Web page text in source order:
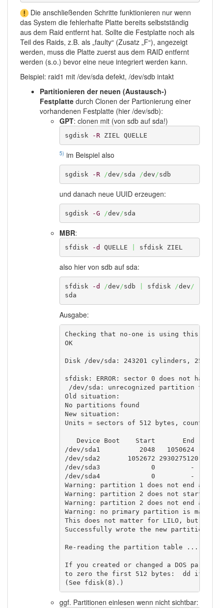
Die anschließenden Schritte funktionieren nur wenn
das System die fehlerhafte Platte bereits selbstständig
aus dem Raid entfernt hat. Sollte die Festplatte noch als
Teil des Raids, z.B. als „faulty“ (Zusatz „F“), angezeigt
werden, muss die Platte zuerst aus dem RAID entfernt
werden (s.o.) bevor eine neue integriert werden kann.
Beispiel: raid1 mit /dev/sda defekt, /dev/sdb intakt
Partitionieren der neuen (Austausch-)
Festplatte durch Clonen der Partionierung einer
vorhandenen Festplatte (hier /dev/sdb):
GPT: clonen mit (von sdb auf sda!)
sgdisk -R ZIEL QUELLE
5) im Beispiel also
sgdisk -R /dev /sda /dev /sdb
und danach neue UUID erzeugen:
sgdisk -G /dev /sda
MBR:
sfdisk -d QUELLE sfdisk ZIEL
also hier von sdb auf sda:
sfdisk -d /dev /sdb sfdisk /dev /
sda
Ausgabe:
Checking that no-one is using this
OK
Disk /dev/sda: 243201 cylinders, 255
sfdisk: ERROR: sector 0 does not have
/dev/sda: unrecognized partition table
Old situation:
No partitions found
New situation:
Units = sectors of 512 bytes, counting
Device Boot    Start       End
/dev/sda1          2048   1050624
/dev/sda2       1052672 2930275120
/dev/sda3             0         -
/dev/sda4             0         -
Warning: partition 1 does not end at a
Warning: partition 2 does not start at
Warning: partition 2 does not end at a
Warning: no primary partition is
This does not matter for LILO, but the
Successfully wrote the new partition
Re-reading the partition table ...
If you created or changed a DOS
to zero the first 512 bytes:  dd if=/dev/
(See fdisk(8).)
ggf. Partitionen einlesen wenn nicht sichtbar: